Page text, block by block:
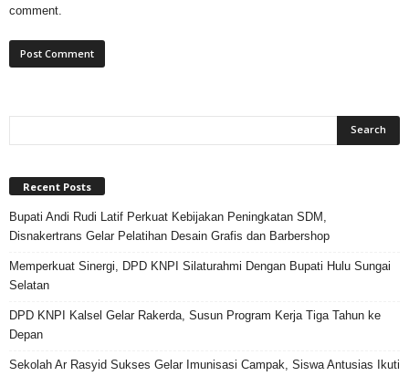
comment.
Recent Posts
Bupati Andi Rudi Latif Perkuat Kebijakan Peningkatan SDM,
Disnakertrans Gelar Pelatihan Desain Grafis dan Barbershop
Memperkuat Sinergi, DPD KNPI Silaturahmi Dengan Bupati Hulu Sungai
Selatan
DPD KNPI Kalsel Gelar Rakerda, Susun Program Kerja Tiga Tahun ke
Depan
Sekolah Ar Rasyid Sukses Gelar Imunisasi Campak, Siswa Antusias Ikuti